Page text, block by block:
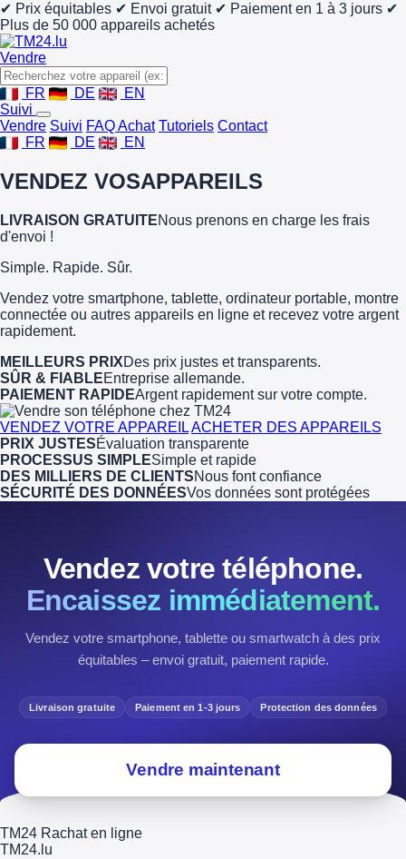
✔ Prix équitables ✔ Envoi gratuit ✔ Paiement en 1 à 3 jours ✔
Plus de 50 000 appareils achetés
Vendre
FR DE
EN
Suivi
Vendre Suivi FAQ Achat Tutoriels Contact
FR
DE EN
VENDEZ VOSAPPAREILS
LIVRAISON GRATUITENous prenons en charge les frais
d'envoi !
Simple. Rapide. Sûr.
Vendez votre smartphone, tablette, ordinateur portable, montre
connectée ou autres appareils en ligne et recevez votre argent
rapidement.
MEILLEURS PRIXDes prix justes et transparents.
SÛR & FIABLEEntreprise allemande.
PAIEMENT RAPIDEArgent rapidement sur votre compte.
VENDEZ VOTRE APPAREILACHETER DES APPAREILS
PRIX JUSTESÉvaluation transparente
PROCESSUS SIMPLESimple et rapide
DES MILLIERS DE CLIENTSNous font confiance
SÉCURITÉ DES DONNÉESVos données sont protégées
Vendez votre téléphone.
Encaissez immédiatement.
Vendez votre smartphone, tablette ou smartwatch à des prix
équitables – envoi gratuit, paiement rapide.
Livraison gratuite Paiement en 1-3 jours Protection des données
Vendre maintenant
TM24 Rachat en ligne
TM24.lu